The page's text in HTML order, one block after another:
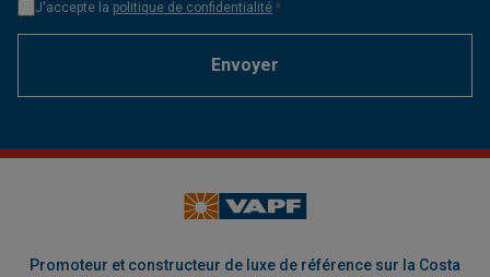
J'accepte la politique de confidentialité *
Envoyer
Promoteur et constructeur de luxe de référence sur la Costa